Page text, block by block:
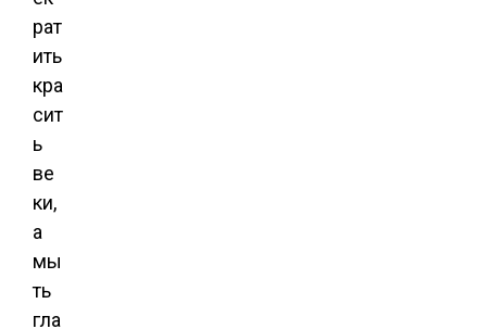
рат
ить
кра
сит
ь
ве
ки,
а
мы
ть
гла